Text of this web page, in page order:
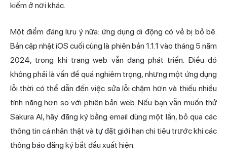
kiếm ở nơi khác.
Một điểm đáng lưu ý nữa: ứng dụng di động có vẻ bị bỏ bê.
Bản cập nhật iOS cuối cùng là phiên bản 1.1.1 vào tháng 5 năm
2024, trong khi trang web vẫn đang phát triển. Điều đó
không phải là vấn đề quá nghiêm trọng, nhưng một ứng dụng
lỗi thời có thể dẫn đến việc sửa lỗi chậm hơn và thiếu nhiều
tính năng hơn so với phiên bản web. Nếu bạn vẫn muốn thử
Sakura AI, hãy đăng ký bằng email dùng một lần, bỏ qua các
thông tin cá nhân thật và tự đặt giới hạn chi tiêu trước khi các
thông báo đăng ký bắt đầu xuất hiện.